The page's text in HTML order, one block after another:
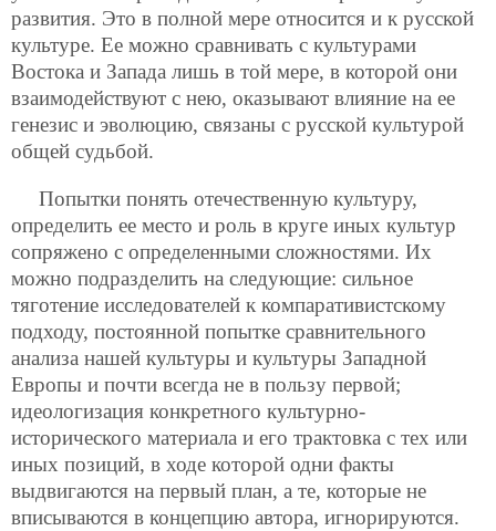
развития. Это в полной мере относится и к русской
культуре. Ее можно сравнивать с культурами
Востока и Запада лишь в той мере, в которой они
взаимодействуют с нею, оказывают влияние на ее
генезис и эволюцию, связаны с русской культурой
общей судьбой.
Попытки понять отечественную культуру,
определить ее место и роль в круге иных культур
сопряжено с определенными сложностями. Их
можно подразделить на следующие: сильное
тяготение исследователей к компаративистскому
подходу, постоянной попытке сравнительного
анализа нашей культуры и культуры Западной
Европы и почти всегда не в пользу первой;
идеологизация конкретного культурно-
исторического материала и его трактовка с тех или
иных позиций, в ходе которой одни факты
выдвигаются на первый план, а те, которые не
вписываются в концепцию автора, игнорируются.